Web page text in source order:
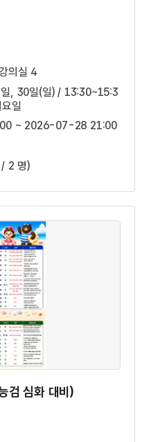
의실 4
, 30일(일) / 13:30~15:3
일
~ 2026-07-28 21:00
2 명)
검 심화 대비)